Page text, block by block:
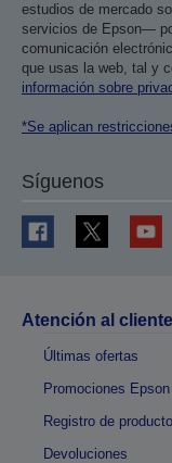
estudios de mercado
servicios de Epson—
comunicación
que usas la web, tal y
información sobre
*Se aplican
Síguenos
Atención al cliente
Últimas ofertas
Promociones Epson
Registro de
Devoluciones